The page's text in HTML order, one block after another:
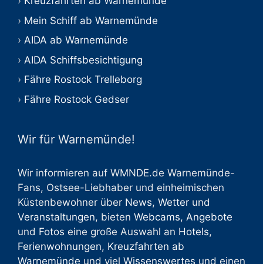
Mein Schiff ab Warnemünde
AIDA ab Warnemünde
AIDA Schiffsbesichtigung
Fähre Rostock Trelleborg
Fähre Rostock Gedser
Wir für Warnemünde!
Wir informieren auf WMNDE.de Warnemünde-
Fans, Ostsee-Liebhaber und einheimischen
Küstenbewohner über News, Wetter und
Veranstaltungen, bieten Webcams, Angebote
und Fotos eine große Auswahl an Hotels,
Ferienwohnungen, Kreuzfahrten ab
Warnemünde und viel Wissenswertes und einen